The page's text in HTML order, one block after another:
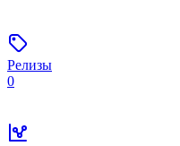
Релизы
0